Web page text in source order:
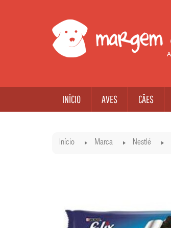
INÍCIO AVES CÃES
Início Marca Nestlé